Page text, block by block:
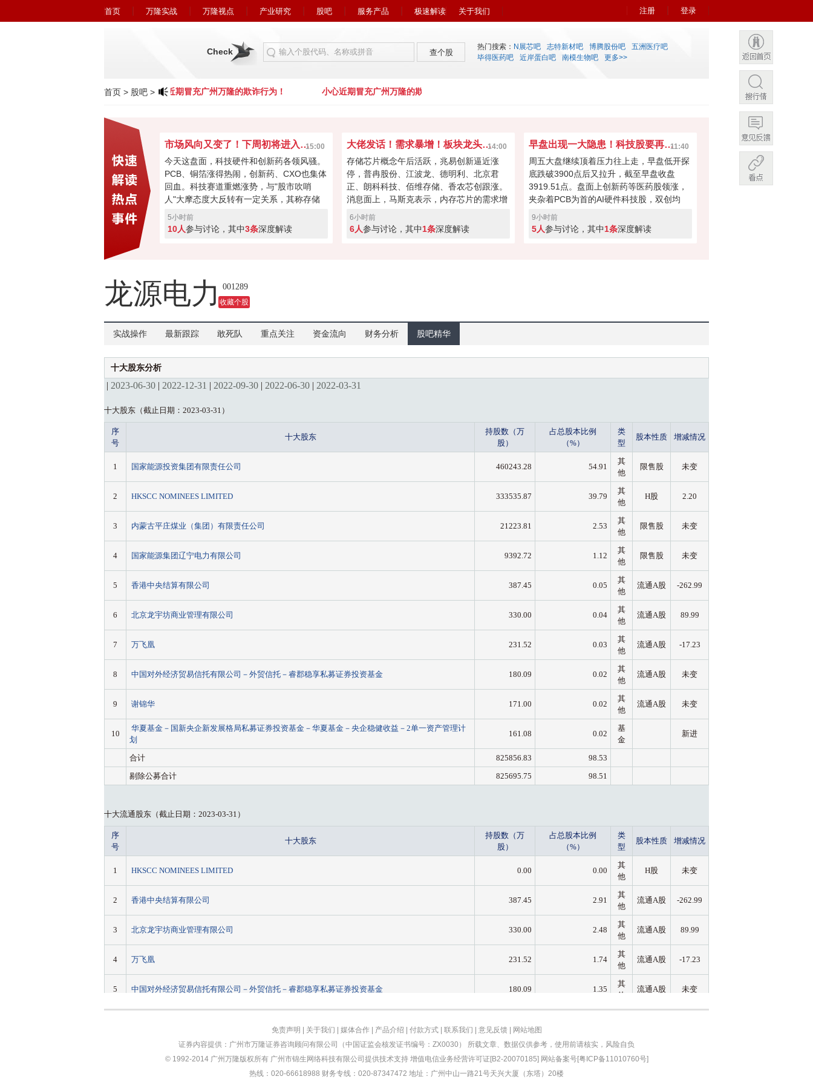
注册 登录
首页 万隆实战 万隆视点 产业研究 股吧 服务产品 极速解读 关于我们
Check 查个股
热门搜索： N展芯吧 志特新材吧 博腾股份吧
五洲医疗吧
毕得医药吧
近岸蛋白吧 南模生物吧 更多>>
首页 > 股吧 >
小心近期冒充广州万隆的欺诈行为！ 小心近期冒充广州万隆的欺诈行为！
市场风向又变了！下周初将进入关键窗口？15:00
今天这盘面，科技硬件和创新药各领风骚。
PCB、铜箔涨得热闹，创新药、CXO也集体
回血。科技赛道重燃涨势，与"股市吹哨
人"大摩态度大反转有一定关系，其称存储
最悲观过去，市场焦点要转向资本回馈，回
购、现金流或将成新催化。经过本周的连续
5小时前
10人参与讨论，其中3条深度解读
大佬发话！需求暴增！板块龙头冲击涨停？14:00
存储芯片概念午后活跃，兆易创新逼近涨
停，普冉股份、江波龙、德明利、北京君
正、朗科科技、佰维存储、香农芯创跟涨。
消息面上，马斯克表示，内存芯片的需求增
长速度远远超过了供应增速。马斯克对存储
芯片的需求状况具备很强的发言权，因为特
6小时前
6人参与讨论，其中1条深度解读
早盘出现一大隐患！科技股要再次吸干大盘？11:40
周五大盘继续顶着压力往上走，早盘低开探
底跌破3900点后又拉升，截至早盘收盘
3919.51点。盘面上创新药等医药股领涨，
夹杂着PCB为首的AI硬件科技股，双创均
涨。科技股本次反弹力度不小，但早盘成交
缩量700多亿，如此下去会不会无法撑起大
9小时前
5人参与讨论，其中1条深度解读
龙源电力 001289
收藏个股
实战操作 最新跟踪 敢死队 重点关注 资金流向 财务分析 股吧精华
免责声明 关于我们 媒体合作| 产品介绍 付款方式| 联系我们 意见反馈
网站地图
证券内容提供：广州市万隆证券咨询顾问有限公司（中国证监会核发证书编号：ZX0030） 所载文章、数据仅供参考，使用前请核实，风险自负
© 1992-2014 广州万隆版权所有 广州市锦生网络科技有限公司提供技术支持 增值电信业务经营许可证[B2-20070185] 网站备案号[粤ICP备11010760号]
热线：020-66618988 财务专线：020-87347472 地址：广州中山一路21号天兴大厦（东塔）20楼